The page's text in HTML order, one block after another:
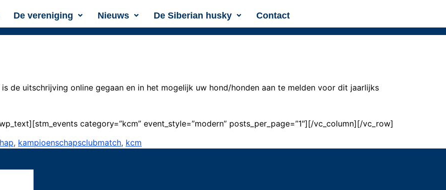
De vereniging Nieuws De Siberian husky Contact
de uitschrijving online gegaan en in het mogelijk uw hond/honden aan te melden voor dit jaarlijks
category=”kcm” event_style=”modern” posts_per_page=”1″][/vc_column][/vc_row]
, kampioenschapsclubmatch, kcm